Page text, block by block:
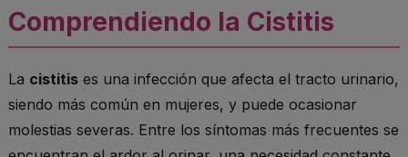
Comprendiendo la Cistitis
La cistitis es una infección que afecta el tracto urinario,
siendo más común en mujeres, y puede ocasionar
molestias severas. Entre los síntomas más frecuentes se